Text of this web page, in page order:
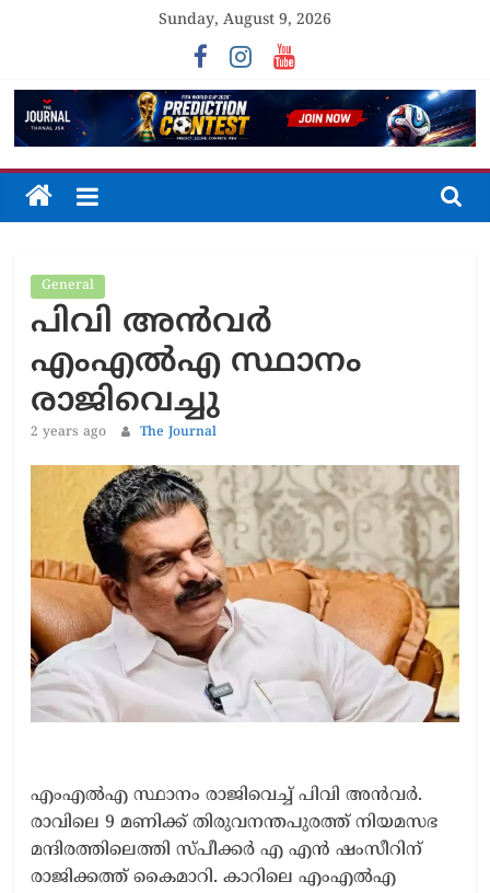
Sunday, August 9, 2026
The
Unfolding
The
General
പിവി അൻവർ
എംഎൽഎ സ്ഥാനം
രാജിവെച്ചു
2 years ago The Journal
എംഎൽഎ സ്ഥാനം രാജിവെച്ച് പിവി അൻവർ.
രാവിലെ 9 മണിക്ക് തിരുവനന്തപുരത്ത് നിയമസഭ
മന്ദിരത്തിലെത്തി സ്പീക്കർ എ എൻ ഷംസീറിന്
രാജിക്കത്ത് കൈമാറി. കാറിലെ എംഎൽഎ